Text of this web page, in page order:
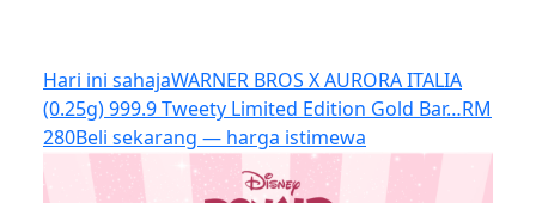
Hari ini sahajaWARNER BROS X AURORA ITALIA
(0.25g) 999.9 Tweety Limited Edition Gold Bar…RM
280Beli sekarang — harga istimewa